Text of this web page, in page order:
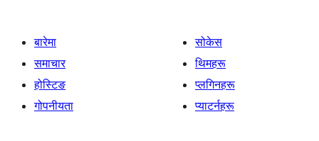
बारेमा
समाचार
होस्टिङ
गोपनीयता
सोकेस
थिमहरू
प्लगिनहरू
प्याटर्नहरू